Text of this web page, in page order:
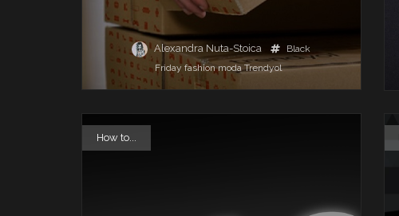
Alexandra Nuta-Stoica
Black
Friday fashion moda Trendyol
How to...